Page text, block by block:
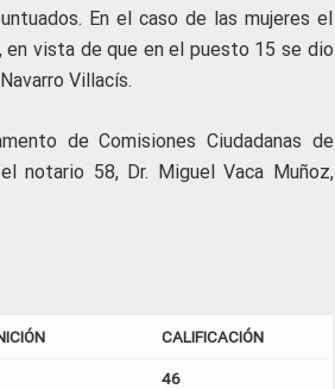
En el caso de las mujeres el
vista de que en el puesto 15 se dio
Villacís.
de Comisiones Ciudadanas de
notario 58, Dr. Miguel Vaca Muñoz,
CALIFICACIÓN
46